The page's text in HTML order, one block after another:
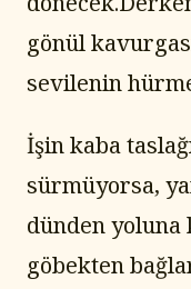
gönül
sevilenin
İşin kaba
sürmüyorsa,
dünden yoluna
göbekten